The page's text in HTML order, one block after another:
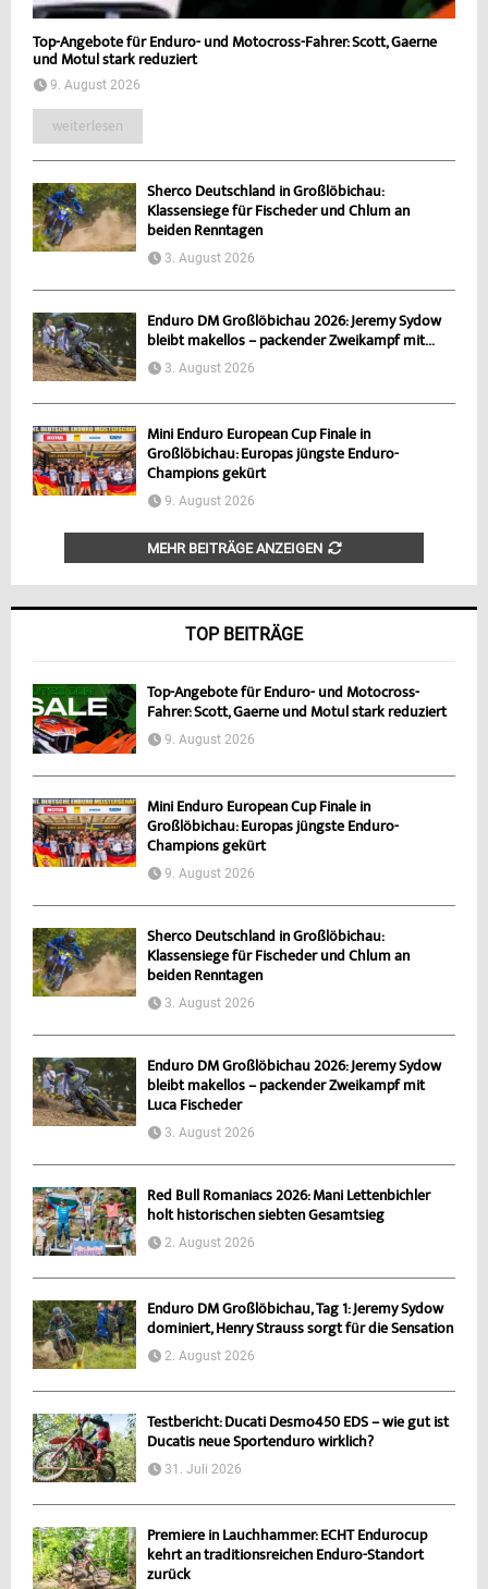
Top-Angebote für Enduro- und Motocross-Fahrer: Scott, Gaerne
und Motul stark reduziert
9. August 2026
weiterlesen
Sherco Deutschland in Großlöbichau:
Klassensiege für Fischeder und Chlum an
beiden Renntagen
3. August 2026
Enduro DM Großlöbichau 2026: Jeremy Sydow
bleibt makellos – packender Zweikampf mit...
3. August 2026
Mini Enduro European Cup Finale in
Großlöbichau: Europas jüngste Enduro-
Champions gekürt
9. August 2026
MEHR BEITRÄGE ANZEIGEN
TOP BEITRÄGE
Top-Angebote für Enduro- und Motocross-
Fahrer: Scott, Gaerne und Motul stark reduziert
9. August 2026
Mini Enduro European Cup Finale in
Großlöbichau: Europas jüngste Enduro-
Champions gekürt
9. August 2026
Sherco Deutschland in Großlöbichau:
Klassensiege für Fischeder und Chlum an
beiden Renntagen
3. August 2026
Enduro DM Großlöbichau 2026: Jeremy Sydow
bleibt makellos – packender Zweikampf mit
Luca Fischeder
3. August 2026
Red Bull Romaniacs 2026: Mani Lettenbichler
holt historischen siebten Gesamtsieg
2. August 2026
Enduro DM Großlöbichau, Tag 1: Jeremy Sydow
dominiert, Henry Strauss sorgt für die Sensation
2. August 2026
Testbericht: Ducati Desmo450 EDS – wie gut ist
Ducatis neue Sportenduro wirklich?
31. Juli 2026
Premiere in Lauchhammer: ECHT Endurocup
kehrt an traditionsreichen Enduro-Standort
zurück